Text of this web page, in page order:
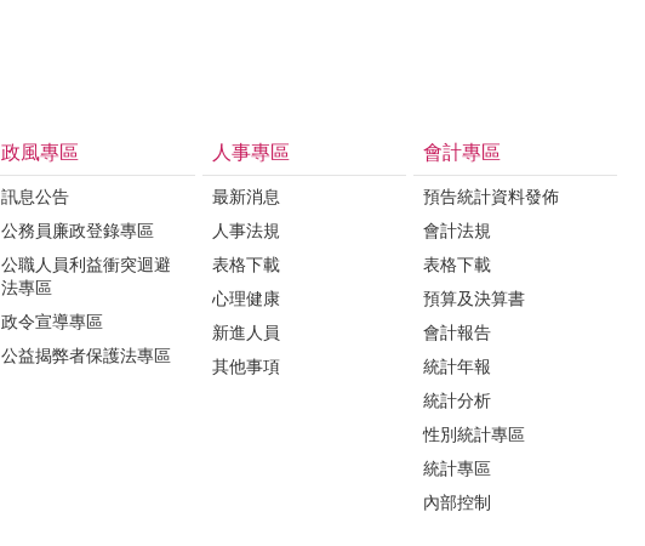
政風專區
訊息公告
公務員廉政登錄專區
公職人員利益衝突迴避
法專區
政令宣導專區
公益揭弊者保護法專區
人事專區
最新消息
人事法規
表格下載
心理健康
新進人員
其他事項
會計專區
預告統計資料發佈
會計法規
表格下載
預算及決算書
會計報告
統計年報
統計分析
性別統計專區
統計專區
內部控制